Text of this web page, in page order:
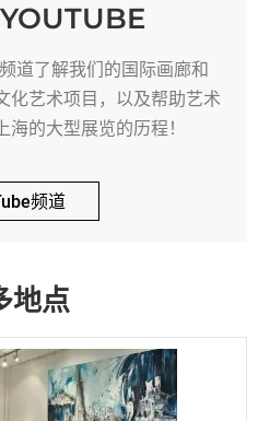
道了解我们的国际画廊和
化艺术项目，以及帮助艺术
的大型展览的历程！
频道
地点